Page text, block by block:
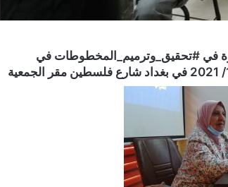
في #تحقيق_وترميم_المخطوطات في